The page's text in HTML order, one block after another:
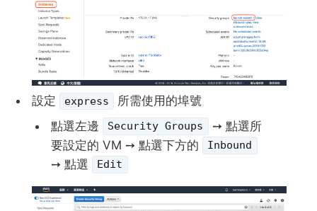
設定 express
所需使用的埠號
點選左邊
Security Groups
➙ 點選所
要設定的 VM ➙ 點選下方的
Inbound
➙ 點選 Edit